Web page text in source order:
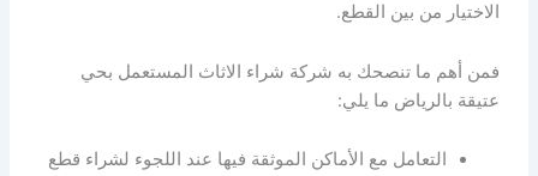
الاختيار من بين القطع.
فمن أهم ما تنصحك به شركة شراء الاثاث المستعمل بحي
عتيقة بالرياض ما يلي:
التعامل مع الأماكن الموثقة فيها عند اللجوء لشراء قطع